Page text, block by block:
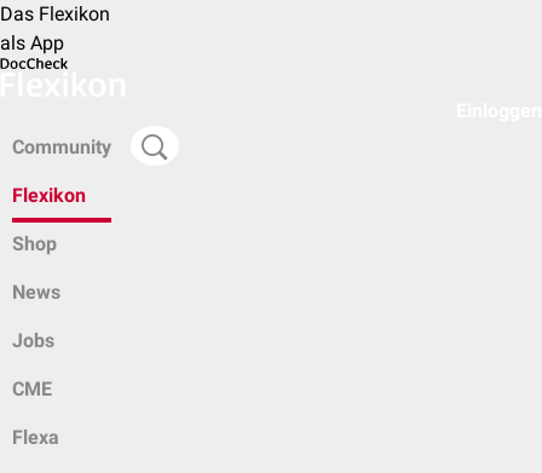
Das Flexikon
als App
Community
Flexikon
Shop
News
Jobs
CME
Flexa